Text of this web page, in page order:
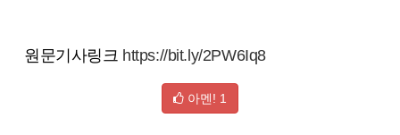
원문기사링크 https://bit.ly/2PW6Iq8
아멘! 1